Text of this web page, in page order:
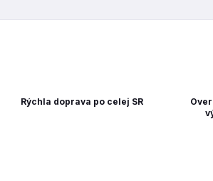
Rýchla doprava po celej SR